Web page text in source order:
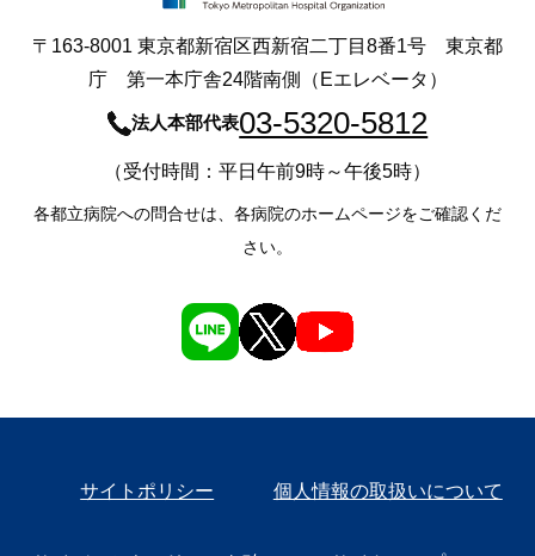
〒163-8001 東京都新宿区西新宿二丁目8番1号 東京都
庁 第一本庁舎24階南側（Eエレベータ）
法人本部代表03-5320-5812
（受付時間：平日午前9時～午後5時）
各都立病院への問合せは、各病院のホームページをご確認くだ
さい。
サイトポリシー 個人情報の取扱いについて